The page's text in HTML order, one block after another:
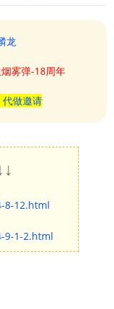
龙
雾弹-18周年
代做邀请
8-12.html
9-1-2.html